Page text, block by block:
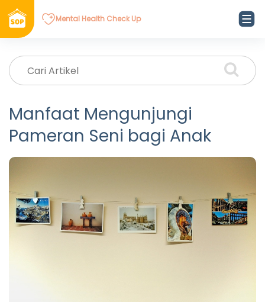
Mental Health Check Up
Manfaat Mengunjungi
Pameran Seni bagi Anak